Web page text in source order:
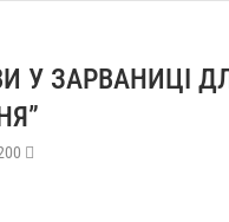
У ЗАРВАНИЦІ